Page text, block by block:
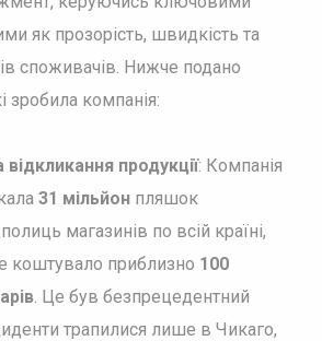
як прозорість, швидкість та
споживачів. Нижче подано
зробила компанія:
продукції: Компанія
31 мільйонпляшок
магазинів по всій країні,
коштувало приблизно 100
. Це був безпрецедентний
трапилися лише в Чикаго,